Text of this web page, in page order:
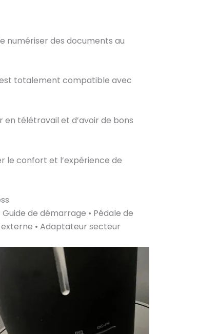
numériser des documents au
est totalement compatible avec
en télétravail et d’avoir de bons
le confort et l’expérience de
de démarrage • Pédale de
• Adaptateur secteur